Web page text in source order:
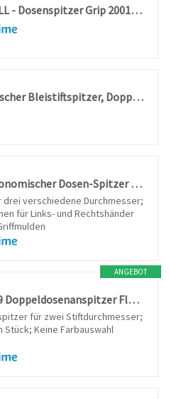
FABER-CASTELL - Dosenspitzer Grip 2001 3in1
tenwin Elektrischer Bleistiftspitzer, Doppelloch-Batteriespitzer für 6-12mm No.2/Buntstifte, langlebige Klinge zum schnellen Anspitzen, geeignet für Schule/Klassenzimmer/Büro/Haus, Blau
STABILO - Ergonomischer Dosen-Spitzer - EASYsharpener 3 in 1
verschiedene Durchmesser;
für Links- und Rechtshänder
ANGEBOT
Pelikan 700429 Doppeldosenanspitzer Flower, 1 Stück, farbig sortiert - keine Farbauswahl möglich!
für zwei Stiftdurchmesser;
Stück; Keine Farbauswahl